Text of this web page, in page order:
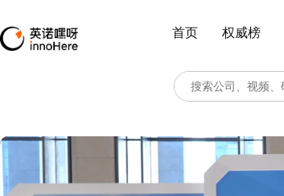
首页 权威榜